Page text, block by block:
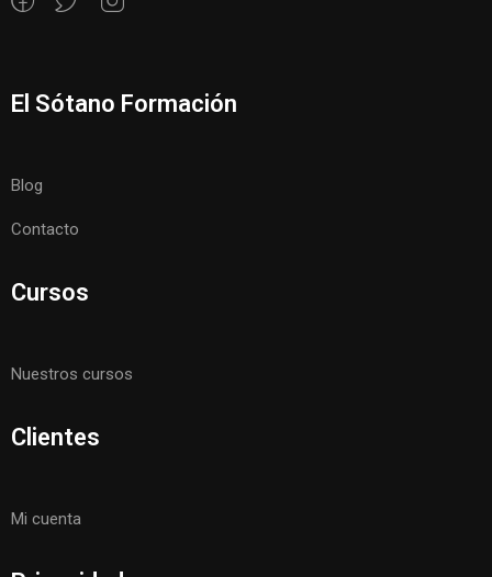
El Sótano Formación
Blog
Contacto
Cursos
Nuestros cursos
Clientes
Mi cuenta